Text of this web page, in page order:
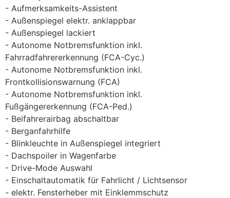
Aufmerksamkeits-Assistent
Außenspiegel elektr. anklappbar
Außenspiegel lackiert
Autonome Notbremsfunktion inkl.
Fahrradfahrererkennung (FCA-Cyc.)
Autonome Notbremsfunktion inkl.
Frontkollisionswarnung (FCA)
Autonome Notbremsfunktion inkl.
Fußgängererkennung (FCA-Ped.)
Beifahrerairbag abschaltbar
Berganfahrhilfe
Blinkleuchte in Außenspiegel integriert
Dachspoiler in Wagenfarbe
Drive-Mode Auswahl
Einschaltautomatik für Fahrlicht / Lichtsensor
elektr. Fensterheber mit Einklemmschutz